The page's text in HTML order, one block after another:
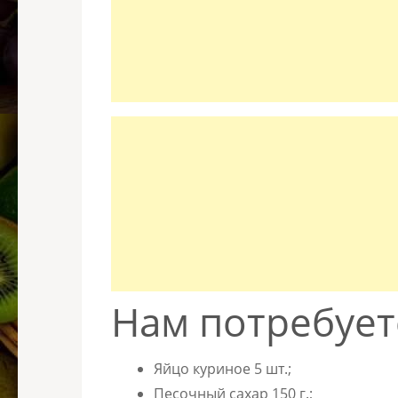
Нам
Яйцо куриное 5 шт.;
Песочный сахар 150 г.;